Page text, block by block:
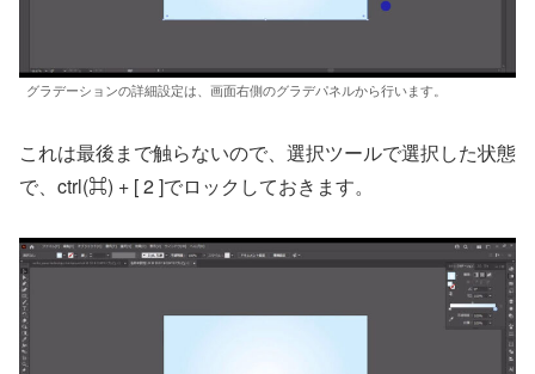
グラデーションの詳細設定は、画面右側のグラデパネルから行います。
これは最後まで触らないので、選択ツールで選択した状態
で、ctrl(⌘) + [ 2 ]でロックしておきます。